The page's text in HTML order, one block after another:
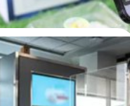
ยืนยันตัวตน แบบ